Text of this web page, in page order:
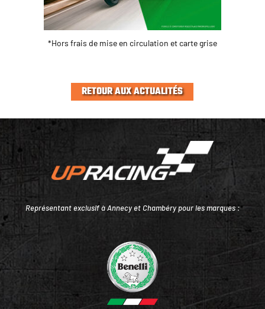
*Hors frais de mise en circulation et carte grise
RETOUR AUX ACTUALITÉS
Représentant exclusif à Annecy et Chambéry pour les marques :